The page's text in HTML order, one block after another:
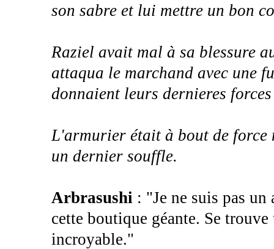
son sabre et lui mettre un bon
Raziel avait mal à sa blessure
attaqua le marchand avec une
donnaient leurs dernieres
L'armurier était à bout de
un dernier souffle.
Arbrasushi : "Je ne suis pas
cette boutique géante. Se
incroyable."